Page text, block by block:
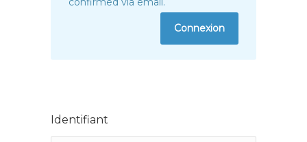
Connexion
Identifiant